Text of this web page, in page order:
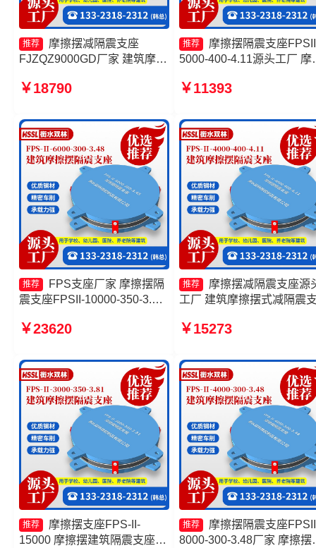
推荐
摩擦摆减隔震支座
FJZQZ9000GD厂家 建筑摩擦
座FPS-Ⅱ-2000-500-3.8生产
￥18790
推荐
摩擦摆隔震支座
5000-400-4.11源头工厂 摩
支座FPSII-2000-400-4.11
￥11393
推荐
FPS支座厂家 摩擦摆隔
震支座FPSII-10000-350-3.81
摩擦摆隔震支座FPSII-8000-
￥23620
推荐
摩擦摆减隔震支座源
工厂 建筑摩擦摆式减隔震
工厂 摩擦摆隔震支座FPSII-
￥15273
推荐
摩擦摆支座FPS-II-
15000 摩擦摆建筑隔震支座
推荐
摩擦摆隔震支座
8000-300-3.48厂家 摩擦摆